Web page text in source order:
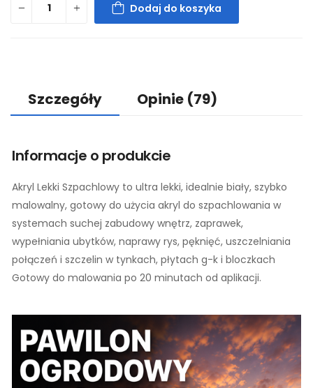
Dodaj do koszyka
Szczegóły Opinie (79)
Informacje o produkcie
Akryl Lekki Szpachlowy to ultra lekki, idealnie biały, szybko
malowalny, gotowy do użycia akryl do szpachlowania w
systemach suchej zabudowy wnętrz, zaprawek,
wypełniania ubytków, naprawy rys, pęknięć, uszczelniania
połączeń i szczelin w tynkach, płytach g-k i bloczkach
Gotowy do malowania po 20 minutach od aplikacji.